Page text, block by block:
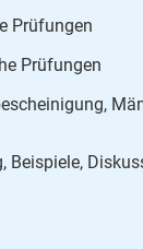
Prüfungen
Prüfungen
Beispiele,